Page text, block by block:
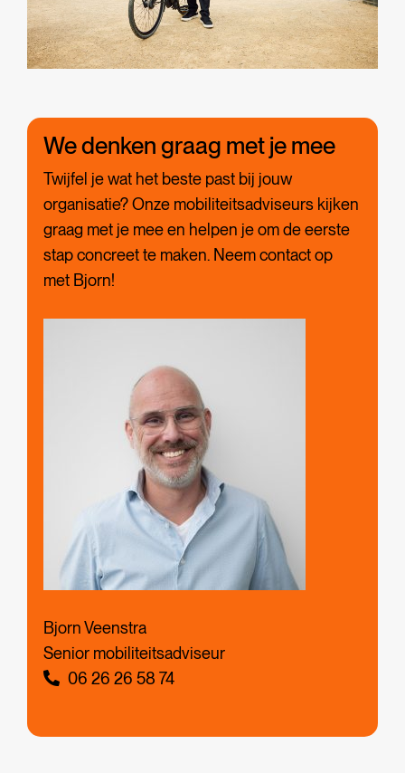
We denken graag met je mee
Twijfel je wat het beste past bij jouw
organisatie? Onze mobiliteitsadviseurs kijken
graag met je mee en helpen je om de eerste
stap concreet te maken. Neem contact op
met Bjorn!
Bjorn Veenstra
Senior mobiliteitsadviseur
06 26 26 58 74